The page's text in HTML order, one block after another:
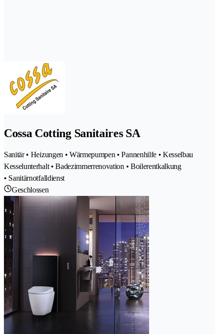
Cossa Cotting Sanitaires SA
Sanitär • Heizungen • Wärmepumpen • Pannenhilfe • Kesselbau
Kesselunterhalt • Badezimmerrenovation • Boilerentkalkung
• Sanitärnotfalldienst
Geschlossen